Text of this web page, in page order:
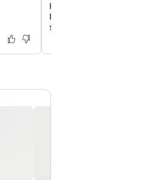
Koppla av i utvalda
bubbelbadkar, ett perfekt
staden.